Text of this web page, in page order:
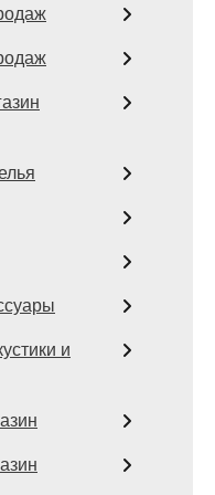
и